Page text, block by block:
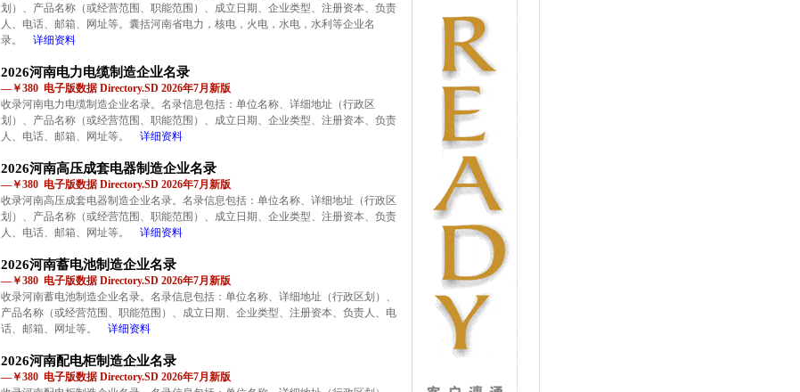
划）、产品名称（或经营范围、职能范围）、成立日期、企业类型、注册资本、负责
人、电话、邮箱、网址等。囊括河南省电力，核电，火电，水电，水利等企业名
录。
详细资料
2026河南电力电缆制造企业名录
—￥380 电子版数据 Directory.SD 2026年7月新版
收录河南电力电缆制造企业名录。名录信息包括：单位名称、详细地址（行政区
划）、产品名称（或经营范围、职能范围）、成立日期、企业类型、注册资本、负责
人、电话、邮箱、网址等。
详细资料
2026河南高压成套电器制造企业名录
—￥380 电子版数据 Directory.SD 2026年7月新版
收录河南高压成套电器制造企业名录。名录信息包括：单位名称、详细地址（行政区
划）、产品名称（或经营范围、职能范围）、成立日期、企业类型、注册资本、负责
人、电话、邮箱、网址等。
详细资料
2026河南蓄电池制造企业名录
—￥380 电子版数据 Directory.SD 2026年7月新版
收录河南蓄电池制造企业名录。名录信息包括：单位名称、详细地址（行政区划）、
产品名称（或经营范围、职能范围）、成立日期、企业类型、注册资本、负责人、电
话、邮箱、网址等。
详细资料
2026河南配电柜制造企业名录
—￥380 电子版数据 Directory.SD 2026年7月新版